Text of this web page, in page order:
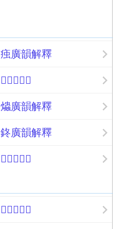
痋廣韻解釋
𠩁廣韻解釋
爞廣韻解釋
鉖廣韻解釋
𨜳廣韻解釋
𨼰廣韻解釋